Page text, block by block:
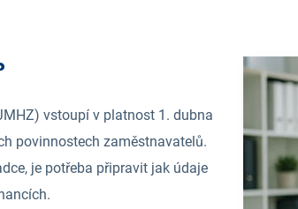
vstoupí v platnost 1. dubna
povinnostech zaměstnavatelů.
je potřeba připravit jak údaje